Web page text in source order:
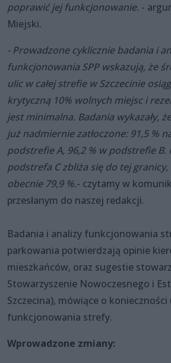
poprawić jej funkcjonowanie. -
Miejski.
- Prowadzone cyklicznie badania i
funkcjonowania SPP wskazują, że
ulic w całej strefie w Szczecinie
krytyczną 10% wolnych miejsc i
jest minimalna. Badania wykazały,
już nadmiernie zatłoczone: 91,5 %
podstrefie A, 96,2 % w podstrefie B.
podstrefa C zbliża się do tej
obecnie 79,9 %.- czytamy w
przesłanym do naszej redakcji.
Badania i analizy funkcjonowania
parkowania potwierdzają opinie
mieszkańców, oraz sugestie
Stowarzyszenie Nowoczesnego i
Szczecina), mówiące o
funkcjonowania strefy.
Wprowadzone zmiany: